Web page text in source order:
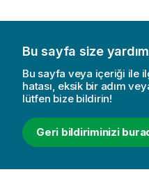
Bu sayfa size
Bu sayfa veya içeriği ile
hatası, eksik bir adım
lütfen bize bildirin!
Geri bildiriminizi